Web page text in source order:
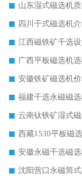
山东湿式磁选机
四川干式磁选机
江西磁铁矿干选
广西平板磁选机
安徽铁矿磁选机
福建干选永磁磁
云南钛铁矿湿式
西藏1530平板磁
安徽永磁干选磁
沈阳营口永磁筒